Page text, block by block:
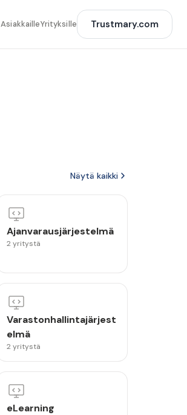
AsiakkailleYrityksille Trustmary.com
Näytä kaikki
Ajanvarausjärjestelmä
2 yritystä
Varastonhallintajärjest
elmä
2 yritystä
eLearning